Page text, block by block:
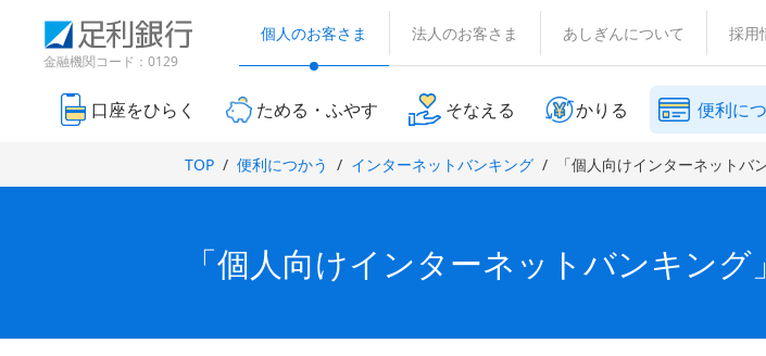
金融機関コード：0129
個人のお客さま 法人のお客さま あしぎんについて 採用
口座をひらく ためる・ふやす そなえる かりる 便利に
き
TOP 便利につかう インターネットバンキング 「個人向けインターネット
「個人向けインターネットバンキン
で
開
開